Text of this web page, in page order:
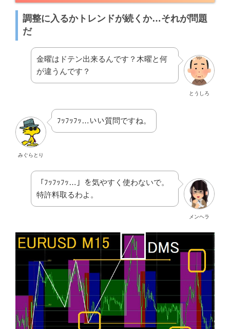
調整に入るかトレンドが続くか…それが問題
だ
とうしろ
金曜はドテン出来るんです？木曜と何
が違うんです？
みぐらとり
ﾌｯﾌｯﾌｯ…いい質問ですね。
メンヘラ
「ﾌｯﾌｯﾌｯ…」を気やすく使わないで。
特許料取るわよ。